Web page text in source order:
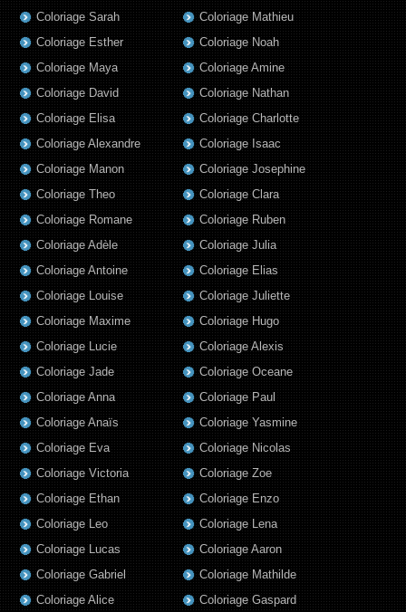
Coloriage Sarah
Coloriage Esther
Coloriage Maya
Coloriage David
Coloriage Elisa
Coloriage Alexandre
Coloriage Manon
Coloriage Theo
Coloriage Romane
Coloriage Adèle
Coloriage Antoine
Coloriage Louise
Coloriage Maxime
Coloriage Lucie
Coloriage Jade
Coloriage Anna
Coloriage Anaïs
Coloriage Eva
Coloriage Victoria
Coloriage Ethan
Coloriage Leo
Coloriage Lucas
Coloriage Gabriel
Coloriage Alice
Coloriage Mathieu
Coloriage Noah
Coloriage Amine
Coloriage Nathan
Coloriage Charlotte
Coloriage Isaac
Coloriage Josephine
Coloriage Clara
Coloriage Ruben
Coloriage Julia
Coloriage Elias
Coloriage Juliette
Coloriage Hugo
Coloriage Alexis
Coloriage Oceane
Coloriage Paul
Coloriage Yasmine
Coloriage Nicolas
Coloriage Zoe
Coloriage Enzo
Coloriage Lena
Coloriage Aaron
Coloriage Mathilde
Coloriage Gaspard